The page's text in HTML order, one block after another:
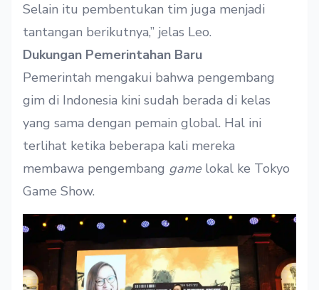
Selain itu pembentukan tim juga menjadi
tantangan berikutnya,” jelas Leo.
Dukungan Pemerintahan Baru
Pemerintah mengakui bahwa pengembang
gim di Indonesia kini sudah berada di kelas
yang sama dengan pemain global. Hal ini
terlihat ketika beberapa kali mereka
membawa pengembang game lokal ke Tokyo
Game Show.